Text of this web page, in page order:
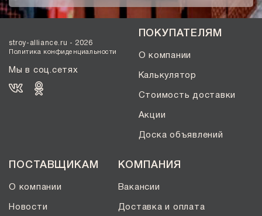
stroy-alliance.ru - 2026
Политика конфиденциальности
Мы в соц.сетях
ПОКУПАТЕЛЯМ
О компании
Калькулятор
Стоимость доставки
Акции
Доска объявлений
ПОСТАВЩИКАМ
О компании
Новости
КОМПАНИЯ
Вакансии
Доставка и оплата